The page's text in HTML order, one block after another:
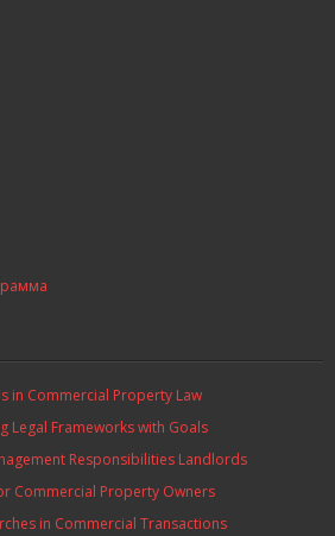
in Commercial Property Law
Legal Frameworks with Goals
Responsibilities Landlords
Commercial Property Owners
in Commercial Transactions